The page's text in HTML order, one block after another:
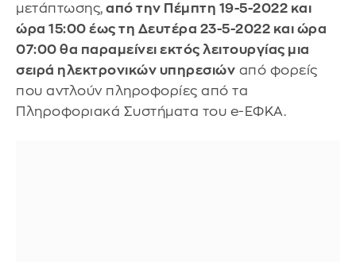
μετάπτωσης, από την Πέμπτη 19-5-2022 και
ώρα 15:00 έως τη Δευτέρα 23-5-2022 και ώρα
07:00 θα παραμείνει εκτός λειτουργίας μια
σειρά ηλεκτρονικών υπηρεσιών από φορείς
που αντλούν πληροφορίες από τα
Πληροφοριακά Συστήματα του e-ΕΦΚΑ.